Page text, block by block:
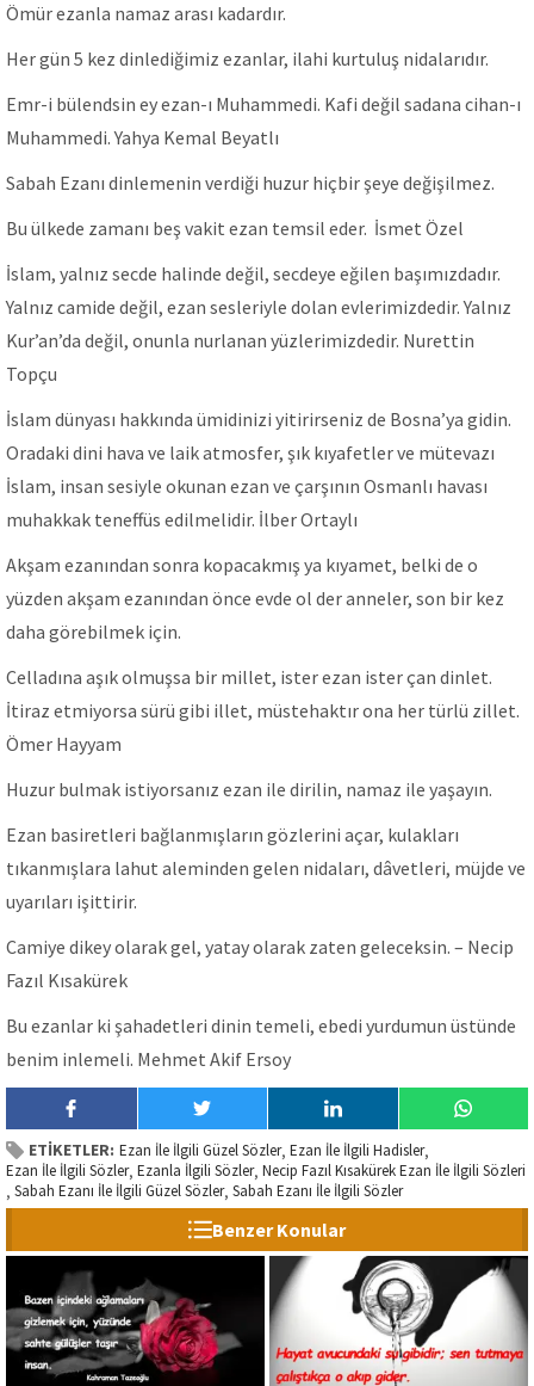
Ömür ezanla namaz arası kadardır.
Her gün 5 kez dinlediğimiz ezanlar, ilahi kurtuluş nidalarıdır.
Emr-i bülendsin ey ezan-ı Muhammedi. Kafi değil sadana cihan-ı
Muhammedi. Yahya Kemal Beyatlı
Sabah Ezanı dinlemenin verdiği huzur hiçbir şeye değişilmez.
Bu ülkede zamanı beş vakit ezan temsil eder. İsmet Özel
İslam, yalnız secde halinde değil, secdeye eğilen başımızdadır.
Yalnız camide değil, ezan sesleriyle dolan evlerimizdedir. Yalnız
Kur’an’da değil, onunla nurlanan yüzlerimizdedir. Nurettin
Topçu
İslam dünyası hakkında ümidinizi yitirirseniz de Bosna’ya gidin.
Oradaki dini hava ve laik atmosfer, şık kıyafetler ve mütevazı
İslam, insan sesiyle okunan ezan ve çarşının Osmanlı havası
muhakkak teneffüs edilmelidir. İlber Ortaylı
Akşam ezanından sonra kopacakmış ya kıyamet, belki de o
yüzden akşam ezanından önce evde ol der anneler, son bir kez
daha görebilmek için.
Celladına aşık olmuşsa bir millet, ister ezan ister çan dinlet.
İtiraz etmiyorsa sürü gibi illet, müstehaktır ona her türlü zillet.
Ömer Hayyam
Huzur bulmak istiyorsanız ezan ile dirilin, namaz ile yaşayın.
Ezan basiretleri bağlanmışların gözlerini açar, kulakları
tıkanmışlara lahut aleminden gelen nidaları, dâvetleri, müjde ve
uyarıları işittirir.
Camiye dikey olarak gel, yatay olarak zaten geleceksin. – Necip
Fazıl Kısakürek
Bu ezanlar ki şahadetleri dinin temeli, ebedi yurdumun üstünde
benim inlemeli. Mehmet Akif Ersoy
ETİKETLER: Ezan İle İlgili Güzel Sözler, Ezan İle İlgili Hadisler,
Ezan İle İlgili Sözler, Ezanla İlgili Sözler, Necip Fazıl Kısakürek Ezan İle İlgili Sözleri
, Sabah Ezanı İle İlgili Güzel Sözler, Sabah Ezanı İle İlgili Sözler
Benzer Konular